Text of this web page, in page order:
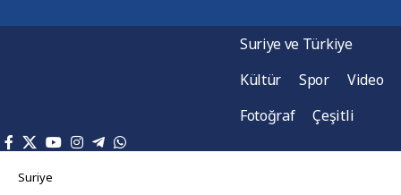
Suriye ve Türkiye
Kültür
Spor
Video
Fotoğraf
Çeşitli
Suriye